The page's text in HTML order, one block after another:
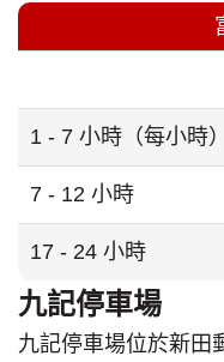
1 - 7 小時（每小時）
7 - 12 小時
17 - 24 小時
九記停車場
九記停車場位於新田